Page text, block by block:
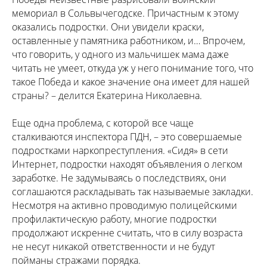
мемориал в Сольвычегодске. Причастным к этому
оказались подростки. Они увидели краски,
оставленные у памятника работником, и… Впрочем,
что говорить, у одного из мальчишек мама даже
читать не умеет, откуда уж у него понимание того, что
такое Победа и какое значение она имеет для нашей
страны? – делится Екатерина Николаевна.
Еще одна проблема, с которой все чаще
сталкиваются инспектора ПДН, – это совершаемые
подростками наркопреступления. «Сидя» в сети
Интернет, подростки находят объявления о легком
заработке. Не задумываясь о последствиях, они
соглашаются раскладывать так называемые закладки.
Несмотря на активно проводимую полицейскими
профилактическую работу, многие подростки
продолжают искренне считать, что в силу возраста
не несут никакой ответственности и не будут
пойманы стражами порядка.